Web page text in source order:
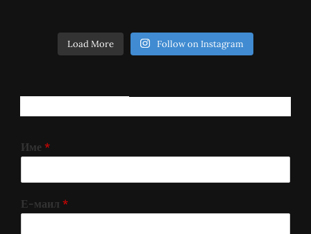
Load More Follow on Instagram
Име *
Е-маил *